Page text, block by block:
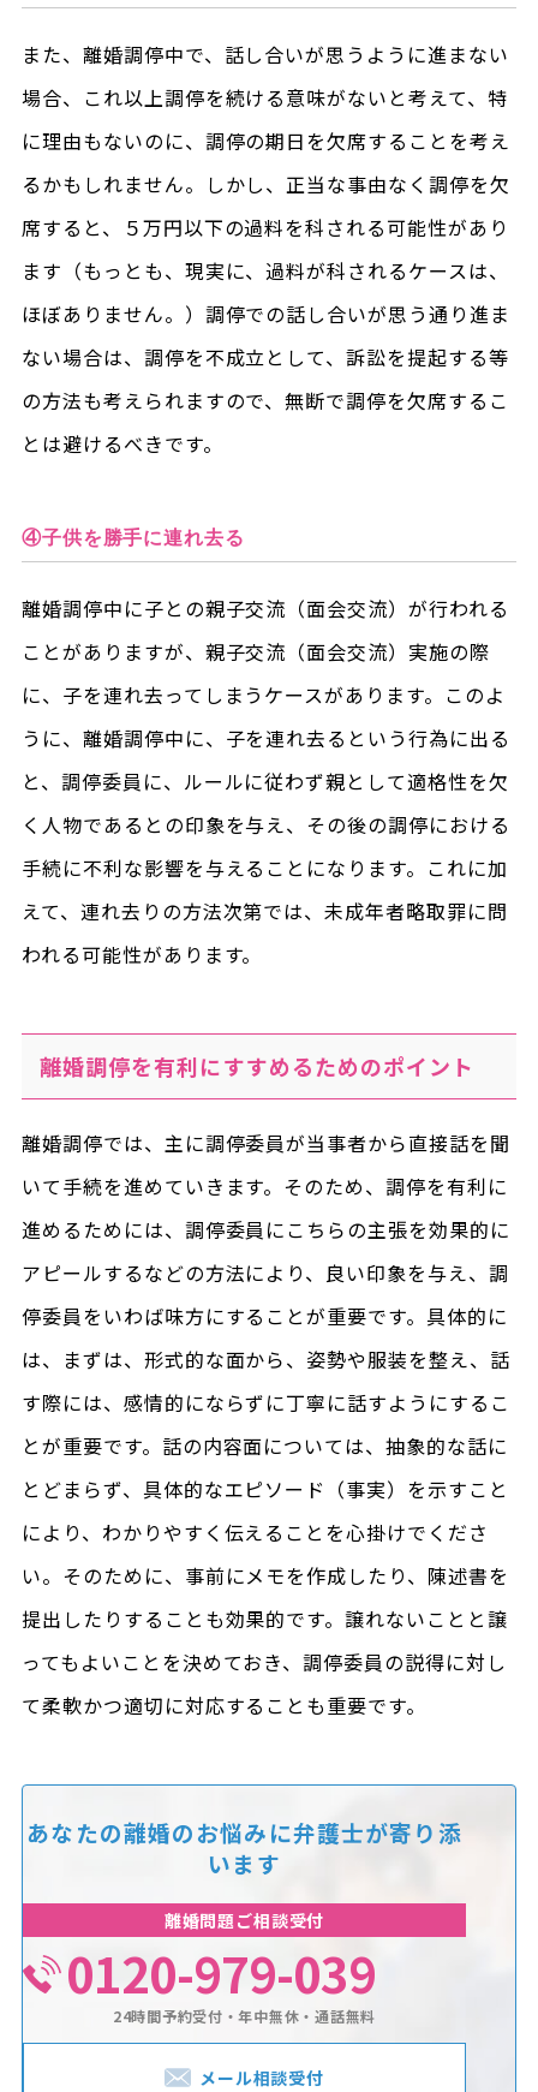
また、離婚調停中で、話し合いが思うように進まない
場合、これ以上調停を続ける意味がないと考えて、特
に理由もないのに、調停の期日を欠席することを考え
るかもしれません。しかし、正当な事由なく調停を欠
席すると、５万円以下の過料を科される可能性があり
ます（もっとも、現実に、過料が科されるケースは、
ほぼありません。）調停での話し合いが思う通り進ま
ない場合は、調停を不成立として、訴訟を提起する等
の方法も考えられますので、無断で調停を欠席するこ
とは避けるべきです。
④子供を勝手に連れ去る
離婚調停中に子との親子交流（面会交流）が行われる
ことがありますが、親子交流（面会交流）実施の際
に、子を連れ去ってしまうケースがあります。このよ
うに、離婚調停中に、子を連れ去るという行為に出る
と、調停委員に、ルールに従わず親として適格性を欠
く人物であるとの印象を与え、その後の調停における
手続に不利な影響を与えることになります。これに加
えて、連れ去りの方法次第では、未成年者略取罪に問
われる可能性があります。
離婚調停を有利にすすめるためのポイント
離婚調停では、主に調停委員が当事者から直接話を聞
いて手続を進めていきます。そのため、調停を有利に
進めるためには、調停委員にこちらの主張を効果的に
アピールするなどの方法により、良い印象を与え、調
停委員をいわば味方にすることが重要です。具体的に
は、まずは、形式的な面から、姿勢や服装を整え、話
す際には、感情的にならずに丁寧に話すようにするこ
とが重要です。話の内容面については、抽象的な話に
とどまらず、具体的なエピソード（事実）を示すこと
により、わかりやすく伝えることを心掛けでくださ
い。そのために、事前にメモを作成したり、陳述書を
提出したりすることも効果的です。譲れないことと譲
ってもよいことを決めておき、調停委員の説得に対し
て柔軟かつ適切に対応することも重要です。
あなたの離婚のお悩みに弁護士が寄り添
います
離婚問題ご相談受付
0120-979-039
24時間予約受付・年中無休・通話無料
メール相談受付